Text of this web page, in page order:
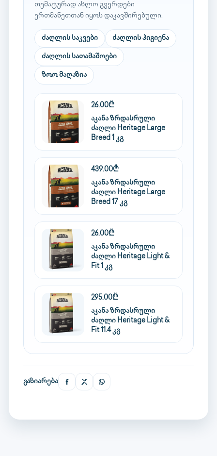
თემატურად ახლო გვერდები
ერთმანეთთან იყოს დაკავშირებული.
ძაღლის საკვები ძაღლის ჰიგიენა
ძაღლის სათამაშოები
ზოო მაღაზია
26.00₾
აკანა ზრდასრული
ძაღლი Heritage Large
Breed 1 კგ
439.00₾
აკანა ზრდასრული
ძაღლი Heritage Large
Breed 17 კგ
26.00₾
აკანა ზრდასრული
ძაღლი Heritage Light &
Fit 1 კგ
295.00₾
აკანა ზრდასრული
ძაღლი Heritage Light &
Fit 11.4 კგ
გაზიარება